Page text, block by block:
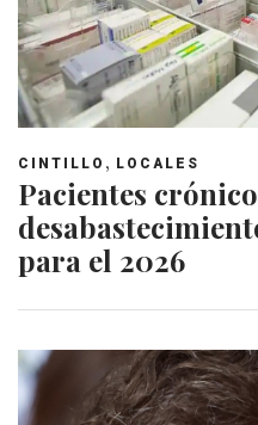
CINTILLO , LOCALES
Pacientes
para el 2026